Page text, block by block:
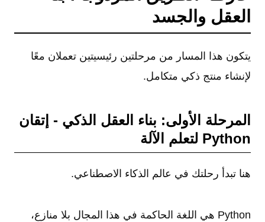
العقل والجسد
يتكون هذا المسار من مرحلتين رئيسيتين تعملان معًا
لإنشاء منتج ذكي متكامل.
المرحلة الأولى: بناء العقل الذكي - إتقان
Python لتعلم الآلة
هنا تبدأ رحلتك في عالم الذكاء الاصطناعي.
Python هي اللغة الحاكمة في هذا المجال بلا منازع،